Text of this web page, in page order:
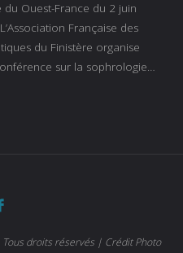
primaire d’assurance-
C’est aussi une pathologie
être handicapante et coûte
on sait que 37 % des
que le diabète
du Ouest-France du 2 juin
Française des
du Finistère organise
sur la sophrologie
droits réservés | Crédit Photo